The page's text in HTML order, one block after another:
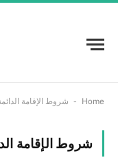
Home
- شروط الإقامة
شروط الإقامة